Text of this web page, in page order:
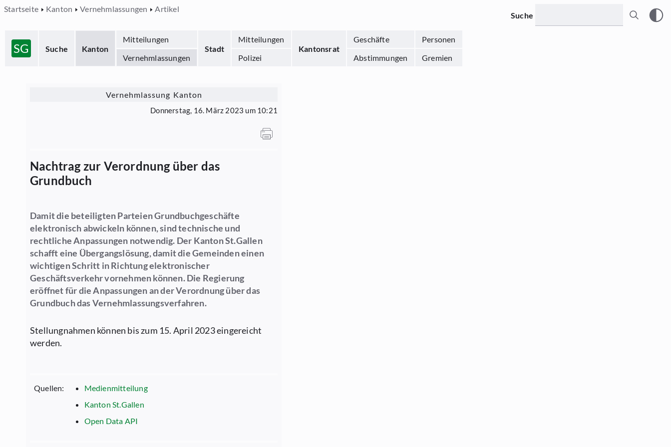
Startseite Kanton Vernehmlassungen Artikel
SG Suche Kanton
Mitteilungen
Stadt
Mitteilungen
Kantonsrat
Geschäfte
Personen
Vernehmlassungen
Polizei Abstimmungen Gremien
Suche
Vernehmlassung Kanton
Donnerstag, 16. März 2023 um 10:21
Nachtrag zur Verordnung über das
Grundbuch
Damit die beteiligten Parteien Grundbuchgeschäfte
elektronisch abwickeln können, sind technische und
rechtliche Anpassungen notwendig. Der Kanton St.Gallen
schafft eine Übergangslösung, damit die Gemeinden einen
wichtigen Schritt in Richtung elektronischer
Geschäftsverkehr vornehmen können. Die Regierung
eröffnet für die Anpassungen an der Verordnung über das
Grundbuch das Vernehmlassungsverfahren.
Stellungnahmen können bis zum 15. April 2023 eingereicht
werden.
Quellen:
Medienmitteilung
Kanton St.Gallen
Open Data API